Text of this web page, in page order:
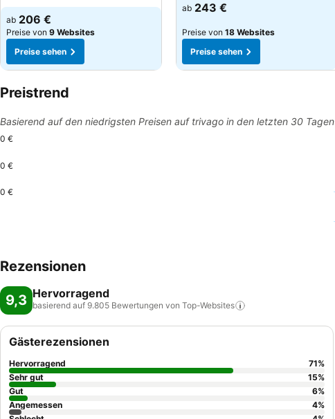
ab 206 €
Preise von 9 Websites
Preise sehen
ab 243 €
Preise von 18 Websites
Preise sehen
Preistrend
Basierend auf den niedrigsten Preisen auf trivago in den letzten 30 Tagen
0 €
0 €
0 €
Rezensionen
9,3 Hervorragend
basierend auf 9.805 Bewertungen von Top-Websites
Gästerezensionen
Hervorragend 71%
Sehr gut
15%
Gut
6%
Angemessen
4%